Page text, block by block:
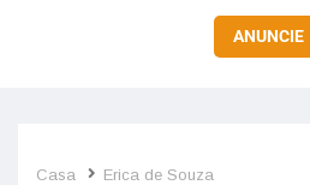
ANUNCIE
Casa Erica de Souza